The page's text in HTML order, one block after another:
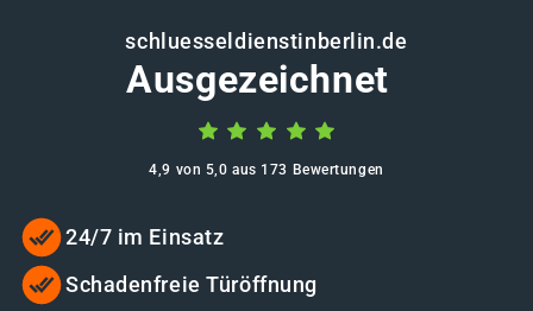
schluesseldienstinberlin.de
Ausgezeichnet
4,9 von 5,0 aus 173 Bewertungen
24/7 im Einsatz
Schadenfreie Türöffnung